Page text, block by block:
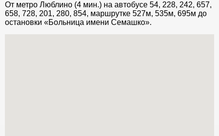
От метро Люблино (4 мин.) на автобусе 54, 228, 242, 657,
658, 728, 201, 280, 854, маршрутке 527м, 535м, 695м до
остановки «Больница имени Семашко».